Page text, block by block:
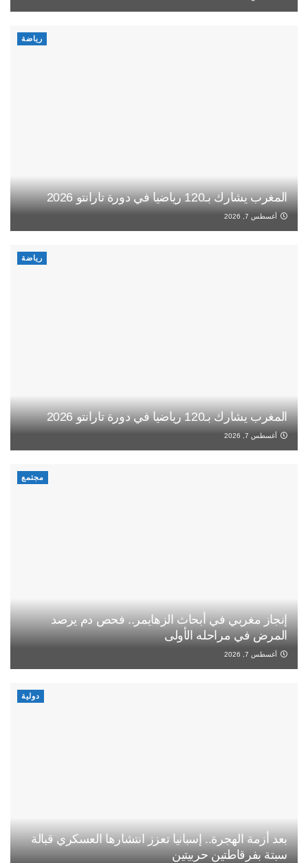
رياضة
المغرب يشارك بـ120 رياضيا في دورة تارانتو 2026
أغسطس 7, 2026
رياضة
المغرب يشارك بـ120 رياضيا في دورة تارانتو 2026
أغسطس 7, 2026
مجتمع
إنجاز مغربي في أبحاث الزهايمر.. فحص دم يرصد
المرض في مراحله الأولى
أغسطس 7, 2026
دولية
بعد أزمة الهجرة.. إسبانيا تعزز انتشارها العسكري قبالة
سبتة بفرقاطتين حربيتين